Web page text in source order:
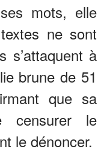
mots, elle
ne sont
s’attaquent à
brune de 51
que sa
censurer le
le dénoncer.